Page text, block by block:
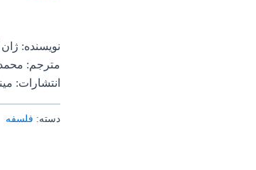
نویسنده:
مترجم:
انتشارات:
دسته: فلسفه